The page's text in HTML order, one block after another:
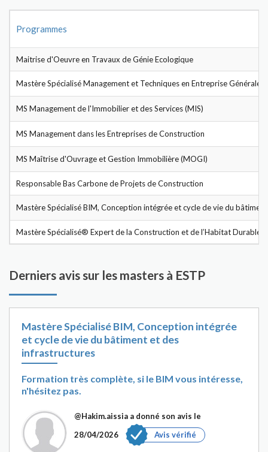
Programmes
Maitrise d'Oeuvre en Travaux de Génie Ecologique
Mastère Spécialisé Management et Techniques en Entreprise Générale
MS Management de l'Immobilier et des Services (MIS)
MS Management dans les Entreprises de Construction
MS Maîtrise d'Ouvrage et Gestion Immobilière (MOGI)
Responsable Bas Carbone de Projets de Construction
Mastère Spécialisé BIM, Conception intégrée et cycle de vie du
Mastère Spécialisé® Expert de la Construction et de l’Habitat Durables
Derniers avis sur les masters à ESTP
Mastère Spécialisé BIM, Conception intégrée
et cycle de vie du bâtiment et des
infrastructures
Formation très complète, si le BIM vous intéresse,
n'hésitez pas.
@Hakim.aissia a donné son avis le
28/04/2026
Avis vérifié